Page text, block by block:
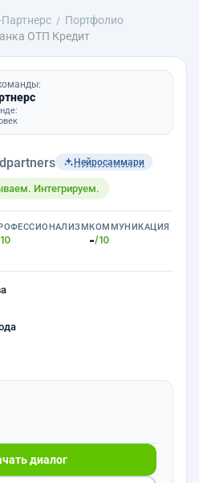
Портфолио
ОТП Кредит
dpartners Нейросаммари
Интегрируем.
КОММУНИКАЦИЯ
-/10
диалог